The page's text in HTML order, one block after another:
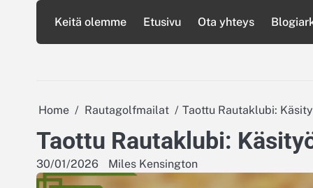
content
Keitä olemme Etusivu Ota yhteys
Home Rautagolfmailat Taottu Rautaklubi:
Taottu Rautaklubi:
30/01/2026 Miles Kensington